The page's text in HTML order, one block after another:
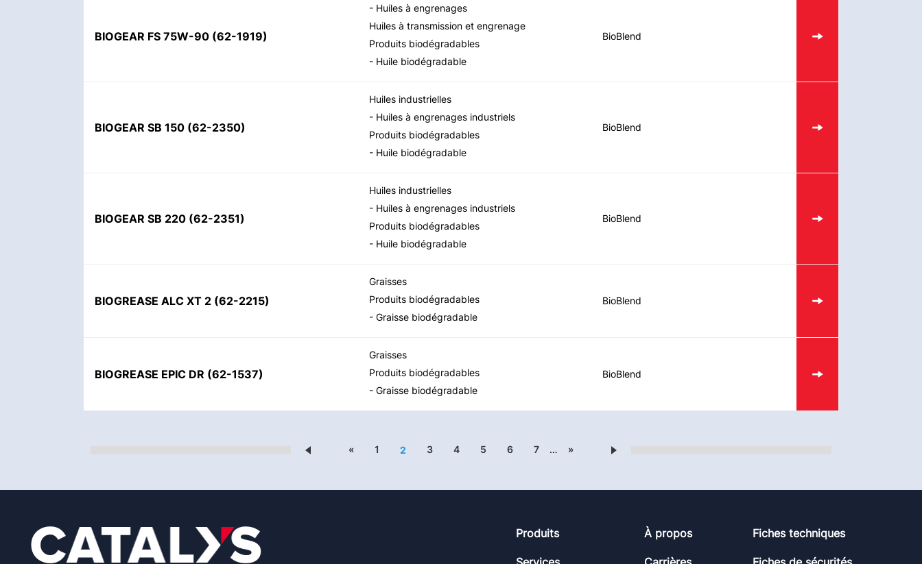
BIOGEAR FS 75W-90 (62-1919)
- Huiles à engrenages
Huiles à transmission et engrenage
Produits biodégradables
- Huile biodégradable
BioBlend
BIOGEAR SB 150 (62-2350)
Huiles industrielles
- Huiles à engrenages industriels
Produits biodégradables
- Huile biodégradable
BioBlend
BIOGEAR SB 220 (62-2351)
Huiles industrielles
- Huiles à engrenages industriels
Produits biodégradables
- Huile biodégradable
BioBlend
BIOGREASE ALC XT 2 (62-2215)
Graisses
Produits biodégradables
- Graisse biodégradable
BioBlend
BIOGREASE EPIC DR (62-1537)
Graisses
Produits biodégradables
- Graisse biodégradable
BioBlend
« 1 2 3 4 5 6 7 … »
Footer
Produits À propos Fiches techniques